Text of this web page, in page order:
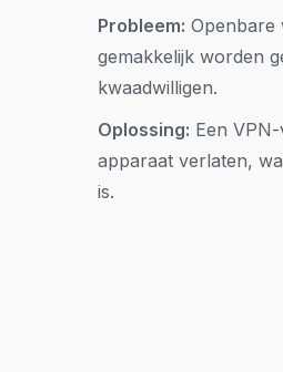
Probleem: Openbare
gemakkelijk worden
kwaadwilligen.
Oplossing: Een
apparaat verlaten,
is.